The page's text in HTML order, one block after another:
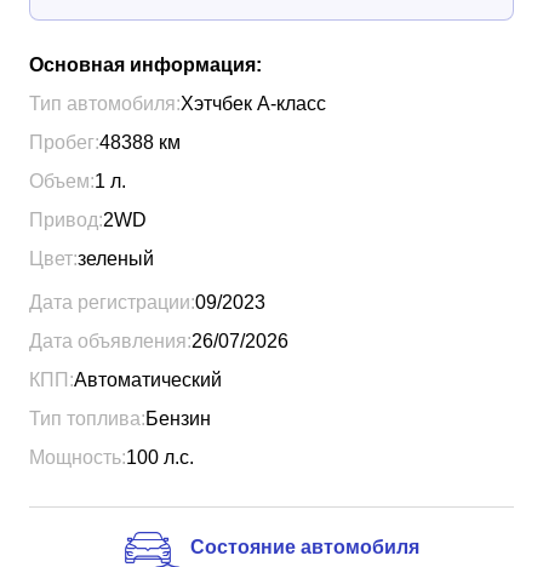
Основная информация:
Тип автомобиля:Хэтчбек A-класс
Пробег:48388 км
Объем:1 л.
Привод:2WD
Цвет:зеленый
Дата регистрации:09/2023
Дата объявления:26/07/2026
КПП:Автоматический
Тип топлива:Бензин
Мощность:100 л.с.
Состояние автомобиля